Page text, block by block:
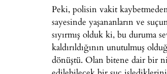
Peki, polisin vakit
sayesinde yaşananların ve
sıyırmış olduk ki, bu duruma
kaldırıldığının unutulmuş
dönüştü. Olan bitene dair bir